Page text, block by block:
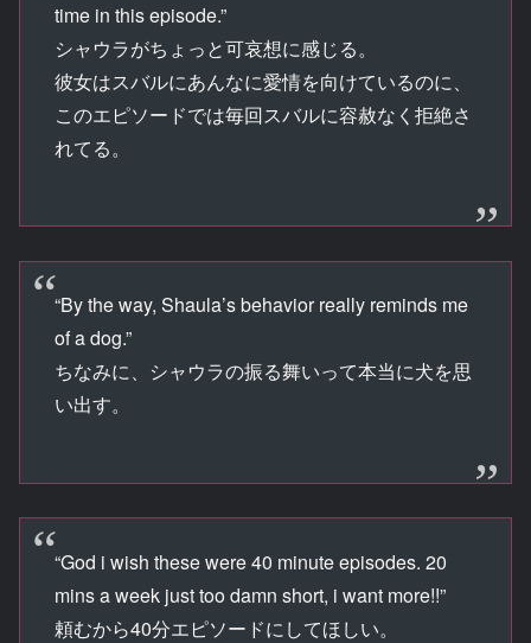
time in this episode.”
シャウラがちょっと可哀想に感じる。
彼女はスバルにあんなに愛情を向けているのに、
このエピソードでは毎回スバルに容赦なく拒絶さ
れてる。
“By the way, Shaula’s behavior really reminds me
of a dog.”
ちなみに、シャウラの振る舞いって本当に犬を思
い出す。
“God i wish these were 40 minute episodes. 20
mins a week just too damn short, i want more!!”
頼むから40分エピソードにしてほしい。